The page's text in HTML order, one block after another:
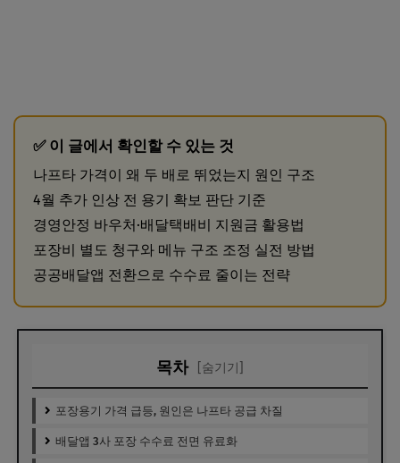
✅ 이 글에서 확인할 수 있는 것
나프타 가격이 왜 두 배로 뛰었는지 원인 구조
4월 추가 인상 전 용기 확보 판단 기준
경영안정 바우처·배달택배비 지원금 활용법
포장비 별도 청구와 메뉴 구조 조정 실전 방법
공공배달앱 전환으로 수수료 줄이는 전략
목차 [숨기기]
포장용기 가격 급등, 원인은 나프타 공급 차질
배달앱 3사 포장 수수료 전면 유료화